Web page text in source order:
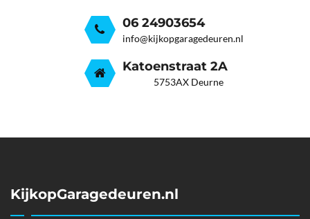
06 24903654
info@kijkopgaragedeuren.nl
Katoenstraat 2A
5753AX Deurne
KijkopGaragedeuren.nl